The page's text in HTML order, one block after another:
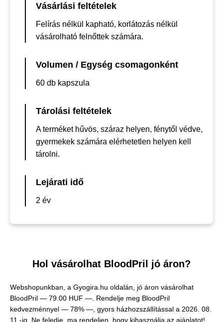
Vásárlási feltételek
Felírás nélkül kapható, korlátozás nélkül
vásárolható felnőttek számára.
Volumen / Egység csomagonként
60 db kapszula
Tárolási feltételek
A terméket hűvös, száraz helyen, fénytől védve,
gyermekek számára elérhetetlen helyen kell
tárolni.
Lejárati idő
2 év
Hol vásárolhat BloodPril jó áron?
Webshopunkban, a Gyogira.hu oldalán, jó áron vásárolhat
BloodPril — 79.00 HUF — . Rendelje meg BloodPril
kedvezménnyel — 78% —, gyors házhozszállítással a 2026. 08.
11.-ig. Ne feledje, ma rendeljen, hogy kihasználja az ajánlatot!